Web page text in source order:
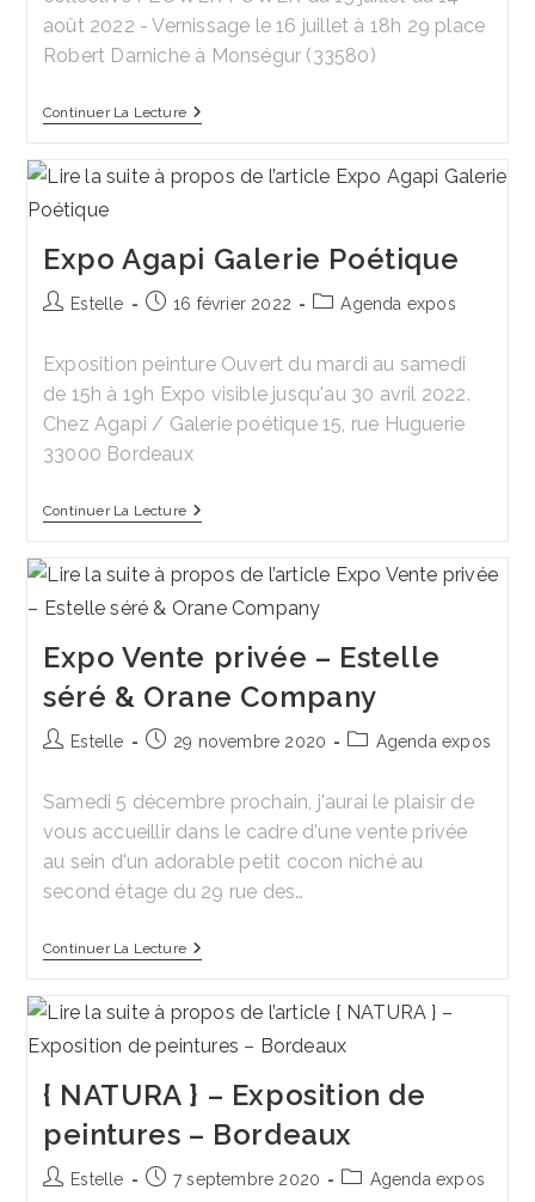
août 2022 - Vernissage le 16 juillet à 18h 29 place
Robert Darniche à Monségur (33580)
Continuer La LectureExposition
POWER
–
Été
2022
Expo Agapi Galerie Poétique
Auteur/autrice
publication :
Estelle
Publication
16 février 2022
PostAgenda expos
Exposition peinture Ouvert du mardi au samedi
de 15h à 19h Expo visible jusqu'au 30 avril 2022.
Chez Agapi / Galerie poétique 15, rue Huguerie
33000 Bordeaux
Continuer La LectureExpo
Poétique
Expo Vente privée – Estelle
séré & Orane Company
Auteur/autrice
publication :
Estelle
Publication
29 novembre 2020
PostAgenda expos
Samedi 5 décembre prochain, j'aurai le plaisir de
vous accueillir dans le cadre d'une vente privée
au sein d'un adorable petit cocon niché au
second étage du 29 rue des…
Continuer La LectureExpo
–
Estelle
Séré
Orane
Company
{ NATURA } – Exposition de
peintures – Bordeaux
Auteur/autrice
Estelle
Publication
7 septembre 2020
PostAgenda expos